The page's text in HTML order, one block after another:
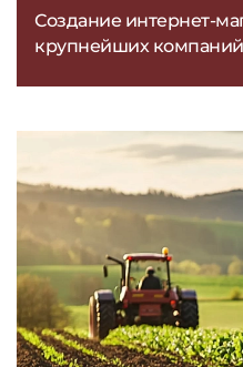
Создание интернет-
крупнейших